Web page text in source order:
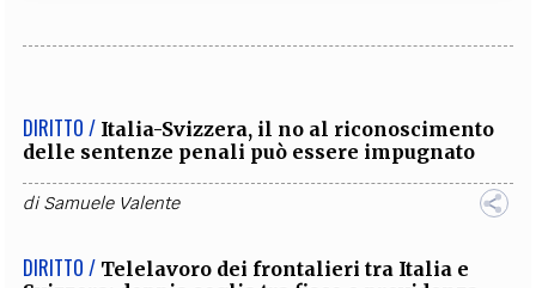
DIRITTO / Italia-Svizzera, il no al riconoscimento
delle sentenze penali può essere impugnato
diSamuele Valente
DIRITTO / Telelavoro dei frontalieri tra Italia e